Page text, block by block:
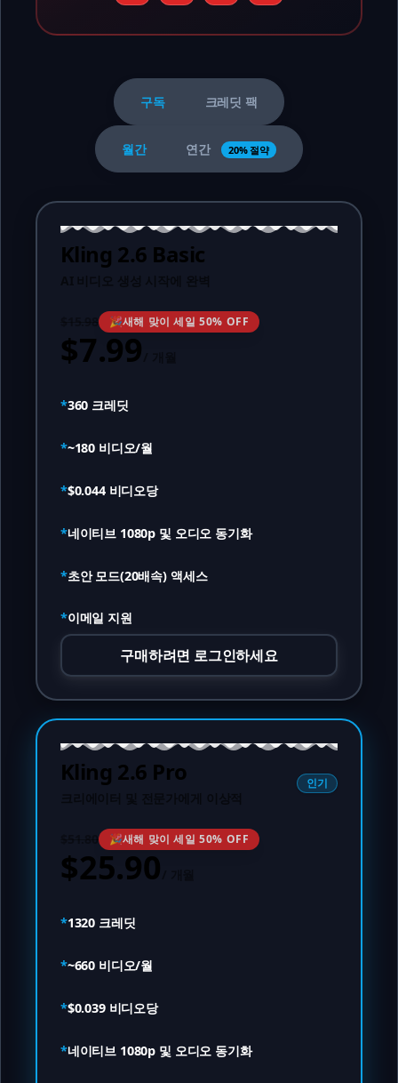
구독 크레딧 팩
월간 연간 20% 절약
Kling 2.6 Basic
🎉새해 맞이 세일 50% OFF
$7.99
*360 크레딧
*~180 비디오/월
*$0.044 비디오당
*네이티브 1080p 및 오디오 동기화
*초안 모드(20배속) 액세스
*이메일 지원
구매하려면 로그인하세요
Kling 2.6 Pro 인기
🎉새해 맞이 세일 50% OFF
$25.90
*1320 크레딧
*~660 비디오/월
*$0.039 비디오당
*네이티브 1080p 및 오디오 동기화